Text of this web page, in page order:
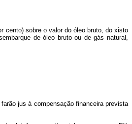
cento) sobre o valor do óleo bruto, do xisto
de óleo bruto ou de gás natural,
jus à compensação financeira prevista